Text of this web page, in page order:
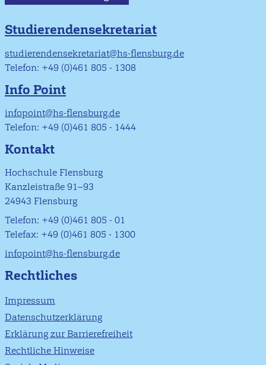
Studierendensekretariat
studierendensekretariat@hs-flensburg.de
Telefon: +49 (0)461 805 - 1308
Info Point
infopoint@hs-flensburg.de
Telefon: +49 (0)461 805 - 1444
Kontakt
Hochschule Flensburg
Kanzleistraße 91–93
24943 Flensburg
Telefon: +49 (0)461 805 - 01
Telefax: +49 (0)461 805 - 1300
infopoint@hs-flensburg.de
Rechtliches
Impressum
Datenschutzerklärung
Erklärung zur Barrierefreiheit
Rechtliche Hinweise